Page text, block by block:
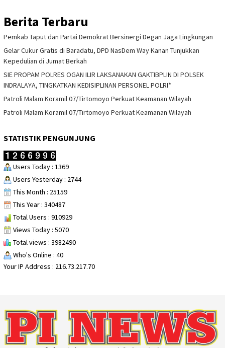
Berita Terbaru
Pemkab Taput dan Partai Demokrat Bersinergi Degan Jaga Lingkungan
Gelar Cukur Gratis di Baradatu, DPD NasDem Way Kanan Tunjukkan
Kepedulian di Jumat Berkah
SIE PROPAM POLRES OGAN ILIR LAKSANAKAN GAKTIBPLIN DI POLSEK
INDRALAYA, TINGKATKAN KEDISIPLINAN PERSONEL POLRI*
Patroli Malam Koramil 07/Tirtomoyo Perkuat Keamanan Wilayah
Patroli Malam Koramil 07/Tirtomoyo Perkuat Keamanan Wilayah
STATISTIK PENGUNJUNG
Users Today : 1369
Users Yesterday : 2744
This Month : 25159
This Year : 340487
Total Users : 910929
Views Today : 5070
Total views : 3982490
Who's Online : 40
Your IP Address : 216.73.217.70